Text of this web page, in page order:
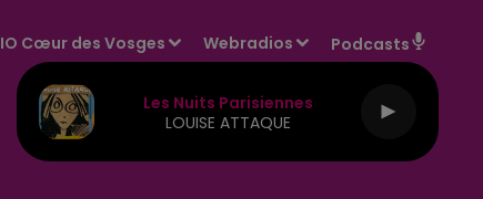
Cœur des Vosges Webradios Podcasts
Les Nuits Parisiennes
LOUISE ATTAQUE